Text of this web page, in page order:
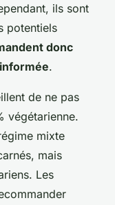
ils sont
potentiels
donc
.
de ne pas
végétarienne.
mixte
mais
Les